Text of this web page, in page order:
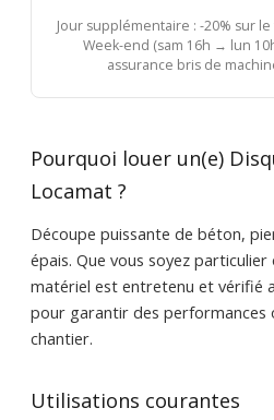
Jour supplémentaire : -20% sur
Week-end (sam 16h → lun
assurance bris de
Pourquoi louer un(e)
Locamat ?
Découpe puissante de béton,
épais. Que vous soyez
matériel est entretenu et vérifié
pour garantir des performances
chantier.
Utilisations courantes